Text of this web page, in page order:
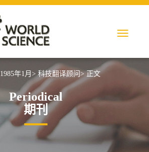
1985年1月> 科技翻译顾问> 正文
Periodical
期刊